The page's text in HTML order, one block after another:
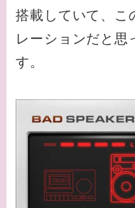
搭載していて、こ
レーションだと思
す。